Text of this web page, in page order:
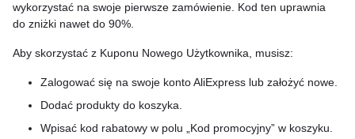
wykorzystać na swoje pierwsze zamówienie. Kod ten uprawnia
do zniżki nawet do 90%.
Aby skorzystać z Kuponu Nowego Użytkownika, musisz:
Zalogować się na swoje konto AliExpress lub założyć nowe.
Dodać produkty do koszyka.
Wpisać kod rabatowy w polu „Kod promocyjny” w koszyku.